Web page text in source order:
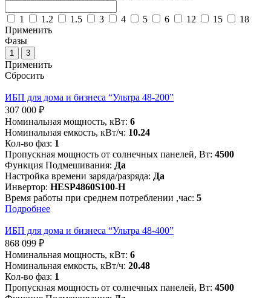
1 1.2 1.5 3 4 5 6 12 15
18
Применить
Фазы
1 3
Применить
Сбросить
ИБП для дома и бизнеса “Ультра 48-200”
307 000 ₽
Номинальная мощность, кВт: 6
Номинальная емкость, кВт/ч: 10.24
Кол-во фаз: 1
Пропускная мощность от солнечных панелей, Вт: 4500
Функция Подмешивания: Да
Настройка времени заряда/разряда: Да
Инвертор: HESP4860S100-H
Время работы при среднем потреблении ,час: 5
Подробнее
ИБП для дома и бизнеса “Ультра 48-400”
868 099 ₽
Номинальная мощность, кВт: 6
Номинальная емкость, кВт/ч: 20.48
Кол-во фаз: 1
Пропускная мощность от солнечных панелей, Вт: 4500